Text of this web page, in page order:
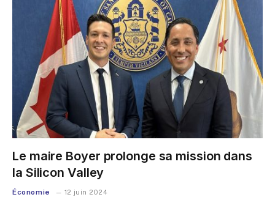
Le maire Boyer prolonge sa mission dans
la Silicon Valley
Économie 12 juin 2024